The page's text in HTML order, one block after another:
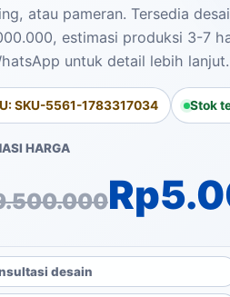
atau pameran. Tersedia
estimasi produksi 3-7
untuk detail lebih lanjut.
SKU-5561-1783317034 Stok
HARGA
Rp
saat
desain